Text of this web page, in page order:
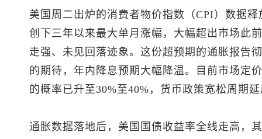
美国周二出炉的消费者物价指数（CPI）数据
创下三年以来最大单月涨幅，大幅超出市场此
走强、未见回落迹象。这份超预期的通胀报告
的期待，年内降息预期大幅降温。目前市场定
的概率已升至30%至40%，货币政策宽松周期
通胀数据落地后，美国国债收益率全线走高，